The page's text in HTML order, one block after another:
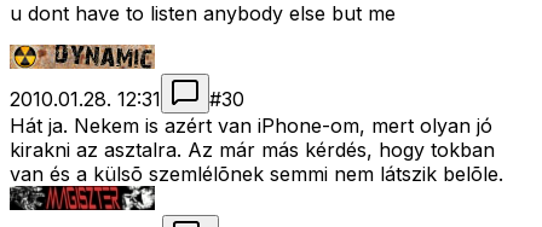
u dont have to listen anybody else but me
2010.01.28. 12:31 #30
Hát ja. Nekem is azért van iPhone-om, mert olyan jó
kirakni az asztalra. Az már más kérdés, hogy tokban
van és a külsõ szemlélõnek semmi nem látszik belõle.